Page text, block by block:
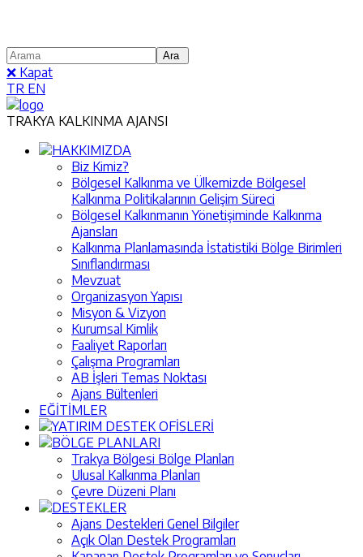
❌ Kapat
TR EN
TRAKYA KALKINMA AJANSI
HAKKIMIZDA
Biz Kimiz?
Bölgesel Kalkınma ve Ülkemizde Bölgesel
Kalkınma Politikalarının Gelişim Süreci
Bölgesel Kalkınmanın Yönetişiminde Kalkınma
Ajansları
Kalkınma Planlamasında İstatistiki Bölge Birimleri
Sınıflandırması
Mevzuat
Organizasyon Yapısı
Misyon & Vizyon
Kurumsal Kimlik
Faaliyet Raporları
Çalışma Programları
AB İşleri Temas Noktası
Ajans Bültenleri
EĞİTİMLER
YATIRIM DESTEK OFİSLERİ
BÖLGE PLANLARI
Trakya Bölgesi Bölge Planları
Ulusal Kalkınma Planları
Çevre Düzeni Planı
DESTEKLER
Ajans Destekleri Genel Bilgiler
Açık Olan Destek Programları